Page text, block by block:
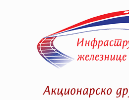
Акционарско